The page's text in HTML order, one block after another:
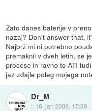
Zato danes baterije v
nazaj? Don't answer that,
Najbrž mi ni potrebno
premaknil v dveh letih, se
procese in ravno to ATI
jaz zdajle poleg mojega
Dr_M
:: 16. jan 2009, 15:30